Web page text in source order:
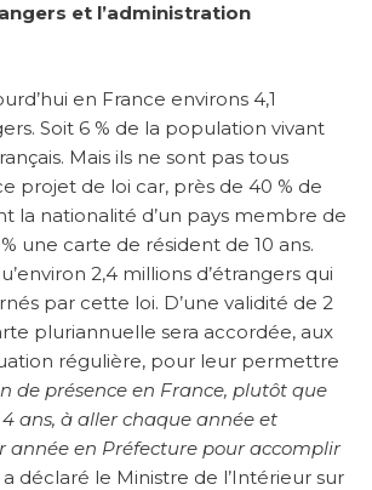
et l’administration
en France environs 4,1
Soit 6 % de la population vivant
Mais ils ne sont pas tous
projet de loi car, près de 40 % de
la nationalité d’un pays membre de
une carte de résident de 10 ans.
2,4 millions d’étrangers qui
par cette loi. D’une validité de 2
pluriannuelle sera accordée, aux
régulière, pour leur permettre
de présence en France, plutôt que
ans, à aller chaque année et
année en Préfecture pour accomplir
a déclaré le Ministre de l’Intérieur sur